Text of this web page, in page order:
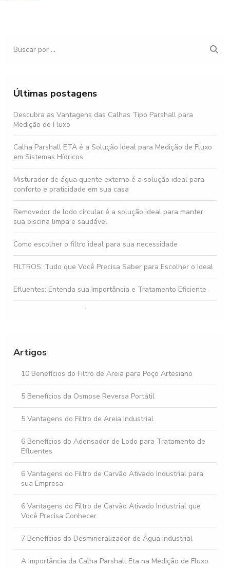
Últimas postagens
Descubra as Vantagens das Calhas Tipo Parshall para
Medição de Fluxo
Calha Parshall ETA é a Solução Ideal para Medição de Fluxo
em Sistemas Hídricos
Misturador de água quente externo é a solução ideal para
conforto e praticidade em sua casa
Removedor de lodo circular é a solução ideal para manter
sua piscina limpa e saudável
Como escolher o filtro ideal para sua necessidade
FILTROS: Tudo que Você Precisa Saber para Escolher o Ideal
Efluentes: Entenda sua Importância e Tratamento Eficiente
Gestão de Efluentes é Fundamental para a Sustentabilidade
Artigos
10 Benefícios do Filtro de Areia para Poço Artesiano
5 Benefícios da Osmose Reversa Portátil
5 Vantagens do Filtro de Areia Industrial
6 Benefícios do Adensador de Lodo para Tratamento de
Efluentes
6 Vantagens do Filtro de Carvão Ativado Industrial para
sua Empresa
6 Vantagens do Filtro de Carvão Ativado Industrial que
Você Precisa Conhecer
7 Benefícios do Desmineralizador de Água Industrial
A Importância da Calha Parshall Eta na Medição de Fluxo